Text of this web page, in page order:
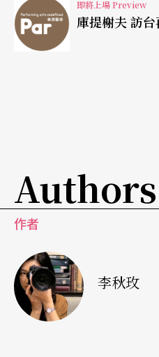
劇、配樂曲目，另一半則
曲。沒有炫麗的聲光、不
即將上場 Preview
庫提
Authors
作者
李秋玫